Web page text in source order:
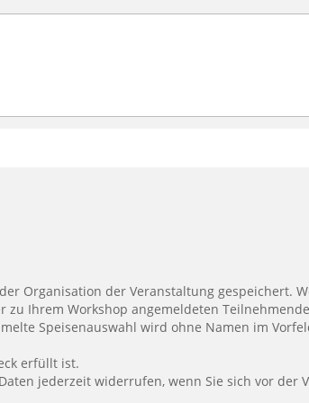
gespeichert. Workshopgebende erhalten eine Übersicht mit
zu Ihrem Workshop angemeldeten
Speisenauswahl wird ohne Namen im
erfüllt ist.
jederzeit widerrufen, wenn Sie sich vor der